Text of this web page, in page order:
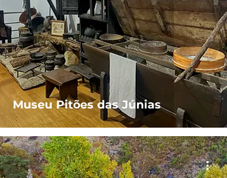
Museu Pitões das Júnias